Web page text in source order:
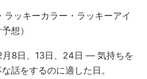
ラッキーカラー・ラッキーアイ
想）
月8日、13日、24日 — 気持ちを
話をするのに適した日。